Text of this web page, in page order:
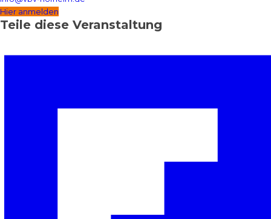
Hier anmelden
Teile diese Veranstaltung